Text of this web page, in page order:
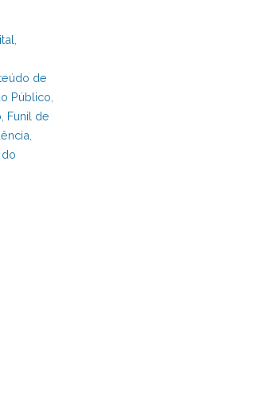
de
Público
Funil de